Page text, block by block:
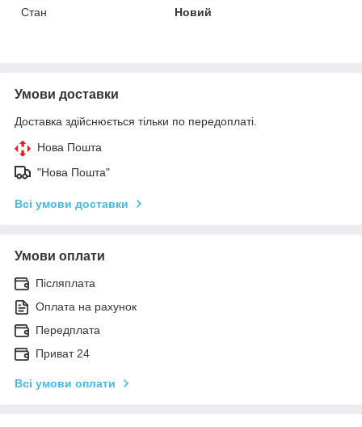
Стан
Новий
Умови доставки
Доставка здійснюється тільки по передоплаті.
Нова Пошта
"Нова Пошта"
Всі умови доставки
Умови оплати
Післяплата
Оплата на рахунок
Передплата
Приват 24
Всі умови оплати